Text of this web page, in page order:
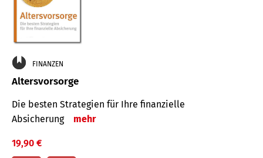
FINANZEN
Altersvorsorge
Die besten Strategien für Ihre finanzielle
Absicherung
mehr
19,90 €